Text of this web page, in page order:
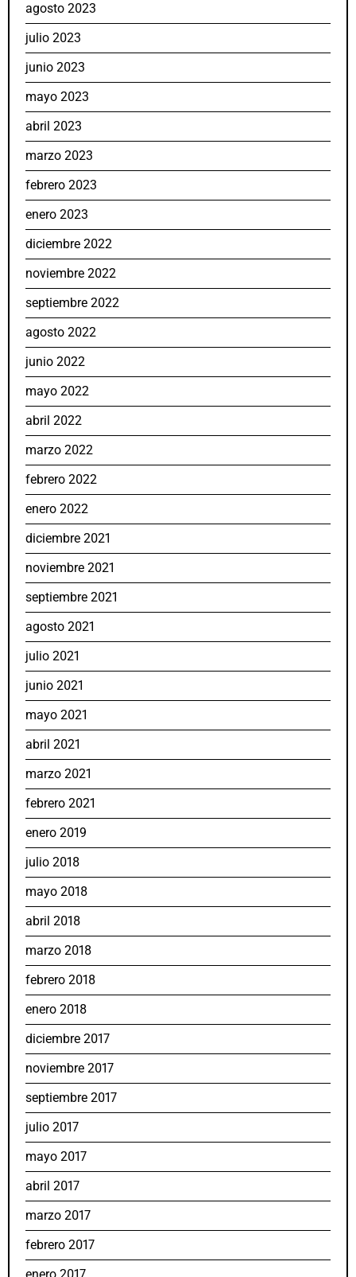
agosto 2023
julio 2023
junio 2023
mayo 2023
abril 2023
marzo 2023
febrero 2023
enero 2023
diciembre 2022
noviembre 2022
septiembre 2022
agosto 2022
junio 2022
mayo 2022
abril 2022
marzo 2022
febrero 2022
enero 2022
diciembre 2021
noviembre 2021
septiembre 2021
agosto 2021
julio 2021
junio 2021
mayo 2021
abril 2021
marzo 2021
febrero 2021
enero 2019
julio 2018
mayo 2018
abril 2018
marzo 2018
febrero 2018
enero 2018
diciembre 2017
noviembre 2017
septiembre 2017
julio 2017
mayo 2017
abril 2017
marzo 2017
febrero 2017